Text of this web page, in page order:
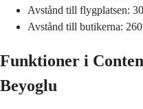
Avstånd till flygplatsen:
Avstånd till butikerna:
Funktioner i
Beyoglu